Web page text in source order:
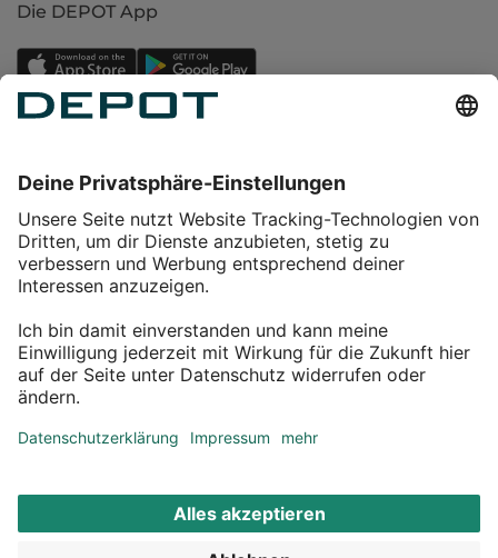
Die DEPOT App
Service
Über DEPOT
Kontakt
Aktionsbedingungen